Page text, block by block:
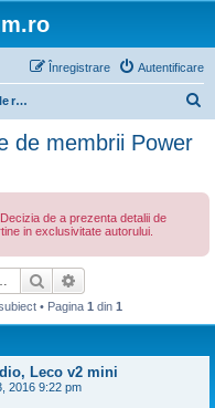
Autentificare
Înregistrare
Proiecte comerciale realizate de membrii Power Forum
e
de membrii Power
de a prezenta detalii de
in exclusivitate autorului.
Căutare
• Pagina 1 din 1
Leco v2 mini
2016 9:22 pm